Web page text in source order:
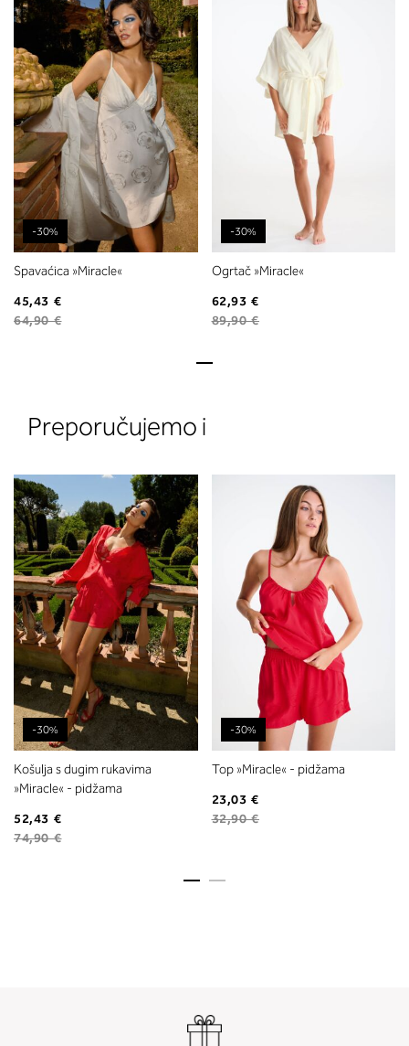
-30%
Spavaćica »Miracle«
45,43 €
64,90 €
-30%
Ogrtač »Miracle«
62,93 €
89,90 €
Preporučujemo i
-30%
Košulja s dugim rukavima
»Miracle« - pidžama
52,43 €
74,90 €
-30%
Top »Miracle« - pidžama
23,03 €
32,90 €
2. Prsni obseg
Izmerite prsni obseg. Šiviljski
položite čez hrbet v višini
izreza in čez prsi, v višini bradavic
vdolbine med prsmi. V razdelku 2.
boste prebrali, katera globina
ustreza vaši meri (A, B …) – iščite v
stolpcu, ki ste ga določili s
obsegom.